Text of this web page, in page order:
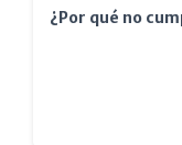
¿Por qué no